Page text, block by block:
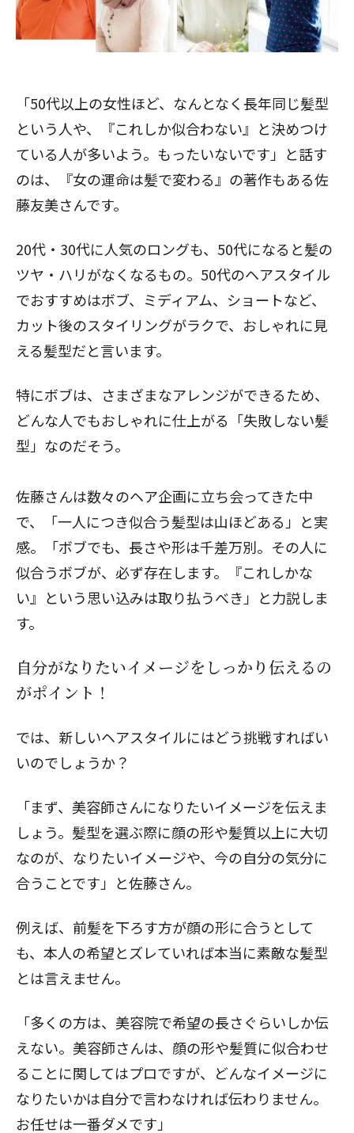
「50代以上の女性ほど、なんとなく長年同じ髪型
という人や、『これしか似合わない』と決めつけ
ている人が多いよう。もったいないです」と話す
のは、『女の運命は髪で変わる』の著作もある佐
藤友美さんです。
20代・30代に人気のロングも、50代になると髪の
ツヤ・ハリがなくなるもの。50代のヘアスタイル
でおすすめはボブ、ミディアム、ショートなど、
カット後のスタイリングがラクで、おしゃれに見
える髪型だと言います。
特にボブは、さまざまなアレンジができるため、
どんな人でもおしゃれに仕上がる「失敗しない髪
型」なのだそう。
佐藤さんは数々のヘア企画に立ち会ってきた中
で、「一人につき似合う髪型は山ほどある」と実
感。「ボブでも、長さや形は千差万別。その人に
似合うボブが、必ず存在します。『これしかな
い』という思い込みは取り払うべき」と力説しま
す。
自分がなりたいイメージをしっかり伝えるの
がポイント！
では、新しいヘアスタイルにはどう挑戦すればい
いのでしょうか？
「まず、美容師さんになりたいイメージを伝えま
しょう。髪型を選ぶ際に顔の形や髪質以上に大切
なのが、なりたいイメージや、今の自分の気分に
合うことです」と佐藤さん。
例えば、前髪を下ろす方が顔の形に合うとして
も、本人の希望とズレていれば本当に素敵な髪型
とは言えません。
「多くの方は、美容院で希望の長さぐらいしか伝
えない。美容師さんは、顔の形や髪質に似合わせ
ることに関してはプロですが、どんなイメージに
なりたいかは自分で言わなければ伝わりません。
お任せは一番ダメです」